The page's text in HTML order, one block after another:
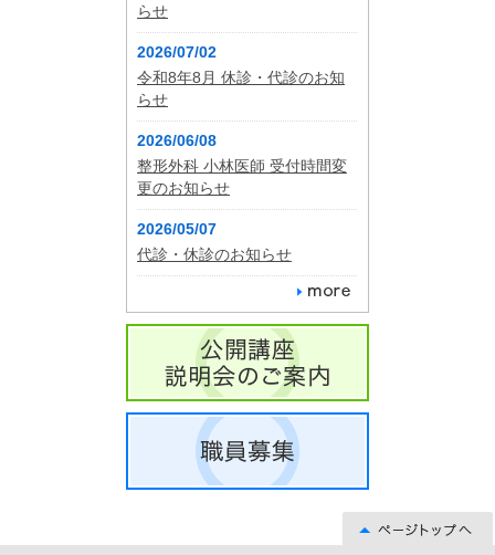
らせ
2026/07/02
令和8年8月 休診・代診のお知
らせ
2026/06/08
整形外科 小林医師 受付時間変
更のお知らせ
2026/05/07
代診・休診のお知らせ